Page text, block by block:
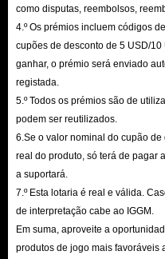
como disputas, reembolsos,
4.º Os prémios incluem códigos
cupões de desconto de 5 USD/
ganhar, o prémio será enviado
registada.
5.º Todos os prémios são de
podem ser reutilizados.
6.Se o valor nominal do cupão
real do produto, só terá de pagar
a suportará.
7.º Esta lotaria é real e válida.
de interpretação cabe ao IGGM.
Em suma, aproveite a
produtos de jogo mais favoráveis